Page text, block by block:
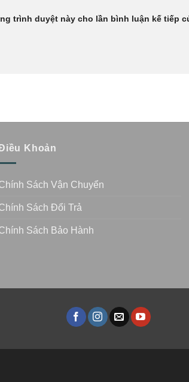
trình duyệt này cho lần bình luận kế tiếp
Khoản
Sách Vận Chuyển
Sách Đổi Trả
Sách Bảo Hành